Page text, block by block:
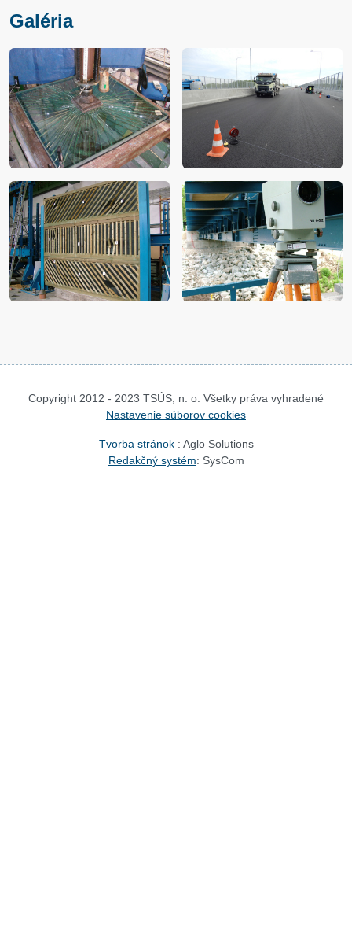
Galéria
Copyright 2012 - 2023 TSÚS, n. o. Všetky práva vyhradené
Nastavenie súborov cookies
Tvorba stránok : Aglo Solutions
Redakčný systém: SysCom